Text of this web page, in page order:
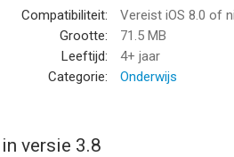
in a graph and see which
mail and share your results.
8.0 of hoger, geschikt bevonden voor
Compatibiliteit:
Vereist iOS 8.0 of
Grootte:
71.5 MB
Leeftijd:
4+ jaar
Categorie:
Onderwijs
versie 3.8